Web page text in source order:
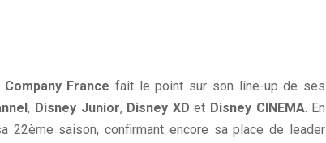
France fait le point sur son line-up de ses
, Disney Junior, Disney XD et Disney CINEMA. En
22ème saison, confirmant encore sa place de leader